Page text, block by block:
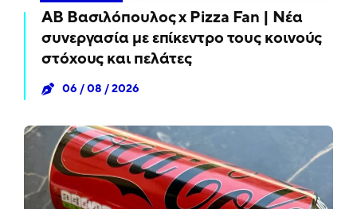
ΑΒ Βασιλόπουλος x Pizza Fan | Νέα
συνεργασία με επίκεντρο τους κοινούς
στόχους και πελάτες
06 / 08 / 2026